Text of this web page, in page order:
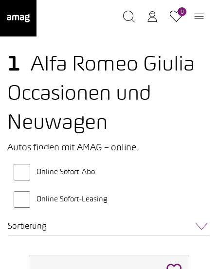
0
1 Alfa Romeo Giulia
Occasionen und
Neuwagen
Autos finden mit AMAG – online.
Online Sofort-Abo
Online Sofort-Leasing
Sortierung